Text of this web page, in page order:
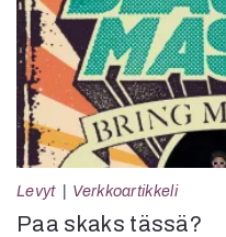
Levyt Verkkoartikkeli
Paa skaks tässä?